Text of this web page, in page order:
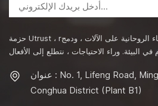
حزمة Utrust ، rاعتناق طبيعة الناس ، وإضفاء الروحانية على الآلات ، ودمج
عنوان : No. 1, Lifeng Road, Mingzhu Industrial Park,
Conghua District (Plant B1)